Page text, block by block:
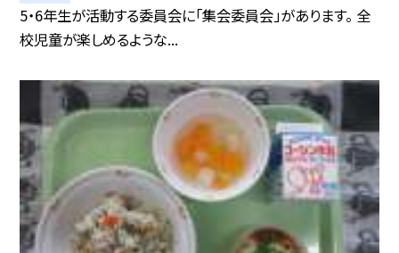
5・6年生が活動する委員会に「集会委員会」があります。 全
校児童が楽しめるような...